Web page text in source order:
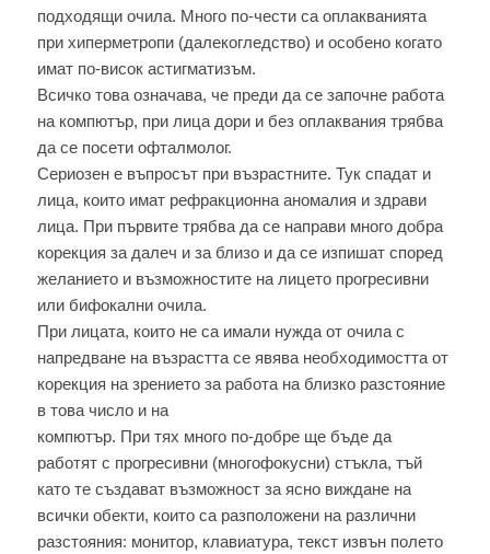
подходящи очила. Много по-чести са оплакванията
при хиперметропи (далекогледство) и особено когато
имат по-висок астигматизъм.
Всичко това означава, че преди да се започне работа
на компютър, при лица дори и без оплаквания трябва
да се посети офталмолог.
Сериозен е въпросът при възрастните. Тук спадат и
лица, които имат рефракционна аномалия и здрави
лица. При първите трябва да се направи много добра
корекция за далеч и за близо и да се изпишат според
желанието и възможностите на лицето прогресивни
или бифокални очила.
При лицата, които не са имали нужда от очила с
напредване на възрастта се явява необходимостта от
корекция на зрението за работа на близко разстояние
в това число и на
компютър. При тях много по-добре ще бъде да
работят с прогресивни (многофокусни) стъкла, тъй
като те създават възможност за ясно виждане на
всички обекти, които са разположени на различни
разстояния: монитор, клавиатура, текст извън полето